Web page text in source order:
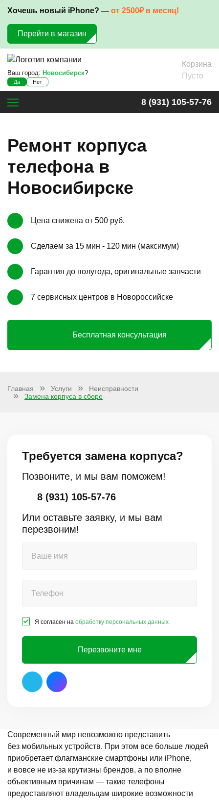
Хочешь новый iPhone? — от 2500₽ в месяц!
Перейти в магазин
Ваш город: Новосибирск?
Да Нет
Корзина
Пусто
8 (931) 105-57-76
Ремонт корпуса
телефона в
Новосибирске
Цена снижена от 500 руб.
Сделаем за 15 мин - 120 мин (максимум)
Гарантия до полугода, оригинальные запчасти
7 сервисных центров в Новороссийске
Бесплатная консультация
Главная Услуги
Неисправности
Замена корпуса в сборе
Требуется замена корпуса?
Позвоните, и мы вам поможем!
8 (931) 105-57-76
Или оставьте заявку, и мы вам
перезвоним!
Я согласен на обработку персональных данных
Перезвоните мне
Современный мир невозможно представить
без мобильных устройств. При этом все больше людей
приобретает флагманские смартфоны или iPhone,
и вовсе не из-за крутизны брендов, а по вполне
объективным причинам — такие телефоны
предоставляют владельцам широкие возможности